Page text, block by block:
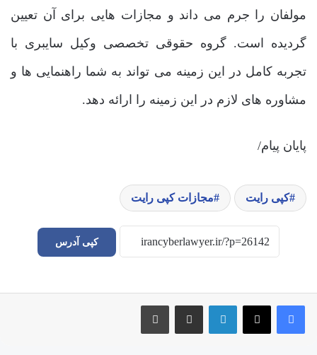
مولفان را جرم می داند و مجازات هایی برای آن تعیین
گردیده است. گروه حقوقی تخصصی وکیل سایبری با
تجربه کامل در این زمینه می تواند به شما راهنمایی ها و
مشاوره های لازم در این زمینه را ارائه دهد.
پایان پیام/
کپی رایت مجازات کپی رایت
کپی آدرس